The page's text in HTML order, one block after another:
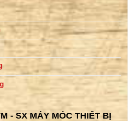
- SX MÁY MÓC THIẾT BỊ